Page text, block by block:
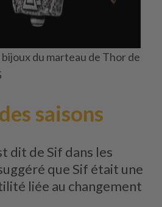
du marteau de Thor de
saisons
dit de Sif dans les
que Sif était une
liée au changement